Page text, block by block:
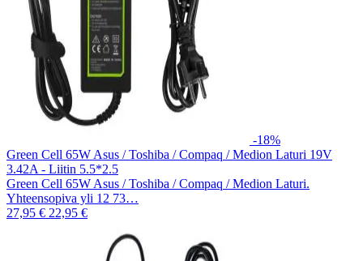
-18%
Green Cell 65W Asus / Toshiba / Compaq / Medion Laturi 19V
3.42A - Liitin 5.5*2.5
Green Cell 65W Asus / Toshiba / Compaq / Medion Laturi.
Yhteensopiva yli 12 73…
27,95 € 22,95 €